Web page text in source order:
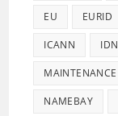
EU EURID
ICANN IDN
MAINTENANCE
NAMEBAY